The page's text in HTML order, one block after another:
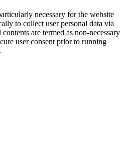
necessary for the website
to collect user personal data via
are termed as non-necessary
user consent prior to running